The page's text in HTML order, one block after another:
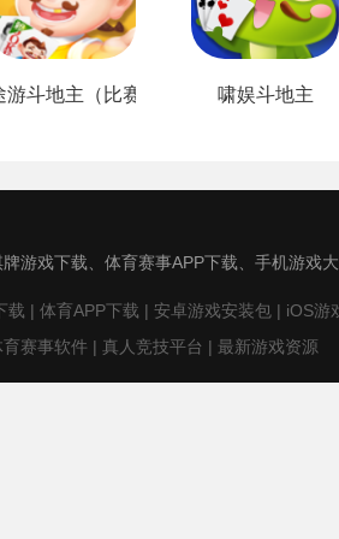
游斗地主（比赛版） 啸娱斗地主
游戏下载、体育赛事APP下载、手机游戏大
| 体育APP下载 | 安卓游戏安装包 | iOS游
赛事软件 | 真人竞技平台 | 最新游戏资源